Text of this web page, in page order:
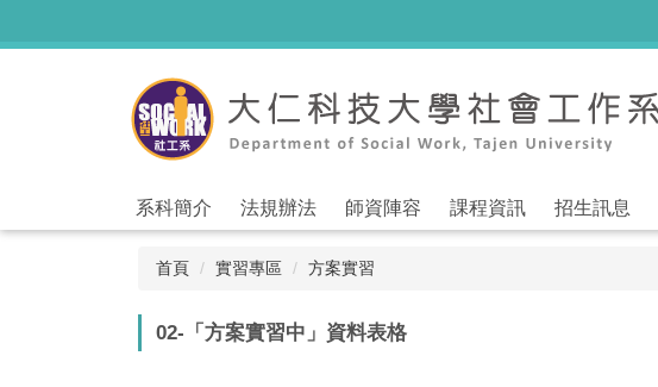
系科簡介 法規辦法 師資陣容 課程資訊 招生訊息
首頁 實習專區 方案實習
02-「方案實習中」資料表格